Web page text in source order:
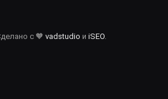
с 🧡 vadstudio и iSEO